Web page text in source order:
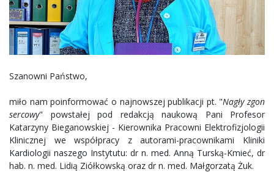
Szanowni Państwo,
miło nam poinformować o najnowszej publikacji pt. "Nagły zgon
sercowy" powstałej pod redakcją naukową Pani Profesor
Katarzyny Bieganowskiej - Kierownika Pracowni Elektrofizjologii
Klinicznej we współpracy z autorami-pracownikami Kliniki
Kardiologii naszego Instytutu: dr n. med. Anną Turską-Kmieć, dr
hab. n. med. Lidią Ziółkowską oraz dr n. med. Małgorzatą Żuk.